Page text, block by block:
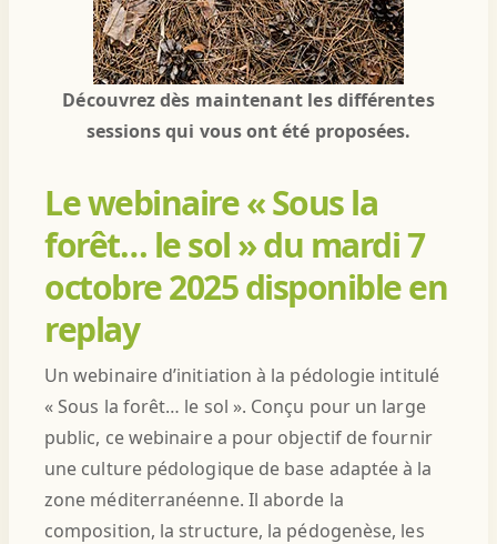
Découvrez dès maintenant les différentes
sessions qui vous ont été proposées.
Le webinaire « Sous la
forêt… le sol » du mardi 7
octobre 2025 disponible en
replay
Un webinaire d’initiation à la pédologie intitulé
« Sous la forêt… le sol ». Conçu pour un large
public, ce webinaire a pour objectif de fournir
une culture pédologique de base adaptée à la
zone méditerranéenne. Il aborde la
composition, la structure, la pédogenèse, les